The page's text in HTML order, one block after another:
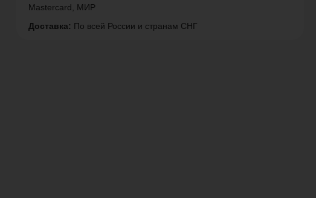
Mastercard, МИР
Доставка: По всей России и странам СНГ